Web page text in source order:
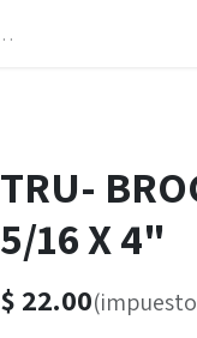
TRU-
5/16 X 4"
$ 22.00